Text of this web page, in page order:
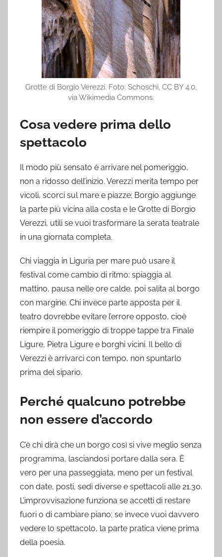
Grotte di Borgio Verezzi. Foto: Schoschi, CC BY 4.0,
via Wikimedia Commons.
Cosa vedere prima dello
spettacolo
Il modo più sensato è arrivare nel pomeriggio,
non a ridosso dell’inizio. Verezzi merita tempo per
vicoli, scorci sul mare e piazze; Borgio aggiunge
la parte più vicina alla costa e le Grotte di Borgio
Verezzi, utili se vuoi trasformare la serata teatrale
in una giornata completa.
Chi viaggia in Liguria per mare può usare il
festival come cambio di ritmo: spiaggia al
mattino, pausa nelle ore calde, poi salita al borgo
con margine. Chi invece parte apposta per il
teatro dovrebbe evitare l’errore opposto, cioè
riempire il pomeriggio di troppe tappe tra Finale
Ligure, Pietra Ligure e borghi vicini. Il bello di
Verezzi è arrivarci con tempo, non spuntarlo
prima del sipario.
Perché qualcuno potrebbe
non essere d’accordo
C’è chi dirà che un borgo così si vive meglio senza
programma, lasciandosi portare dalla sera. È
vero per una passeggiata, meno per un festival
con date, posti, sedi diverse e spettacoli alle 21.30.
L’improvvisazione funziona se accetti di restare
fuori o di cambiare piano; se invece vuoi davvero
vedere lo spettacolo, la parte pratica viene prima
della poesia.